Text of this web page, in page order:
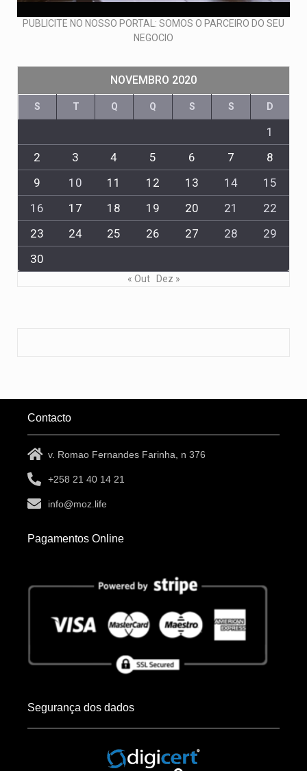
PUBLICITE NO NOSSO PORTAL: SOMOS O PARCEIRO DO SEU
NEGOCIO
NOVEMBRO 2020
S T Q Q S S D
1
2
3 4 5 6 7
8
9
10 11 12 13 14
15
16
17 18 19 20 21
22
23
24 25 26 27 28
29
30
« Out Dez »
Contacto
v. Romao Fernandes Farinha, n 376
+258 21 40 14 21
info@moz.life
Pagamentos Online
Segurança dos dados